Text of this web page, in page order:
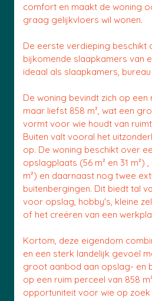
comfort en maakt de woning
graag gelijkvloers wil wonen.
De eerste verdieping beschikt
bijkomende slaapkamers van
ideaal als slaapkamers,
De woning bevindt zich op een
maar liefst 858 m², wat een
vormt voor wie houdt van
Buiten valt vooral het
op. De woning beschikt over
opslagplaats (56 m² en 31 m²)
m²) en daarnaast nog twee
buitenbergingen. Dit biedt tal
voor opslag, hobby's, kleine
of het creëren van een
Kortom, deze eigendom
en een sterk landelijk gevoel
groot aanbod aan opslag- en
op een ruim perceel van 858
opportuniteit voor wie op zoek